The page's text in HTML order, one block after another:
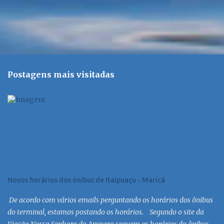
Postagens mais visitadas
Novos horários dos ônibus de Itaipuaçu - Maricá
De acordo com vários emails perguntando os horários dos ônibus
do terminal, estamos postando os horários. Segundo o site da